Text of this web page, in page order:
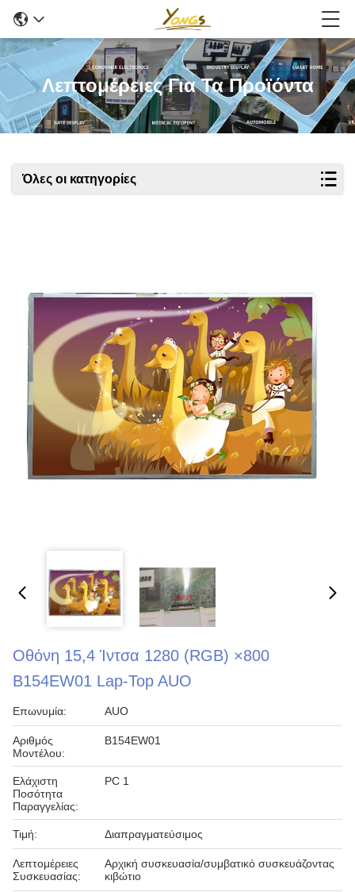
Λεπτομέρειες Για Τα Προϊόντα
Όλες οι κατηγορίες
Οθόνη 15,4 Ίντσα 1280 (RGB) ×800
B154EW01 Lap-Top AUO
Επωνυμία: AUO
Αριθμός
Μοντέλου:
B154EW01
Ελάχιστη
Ποσότητα
Παραγγελίας:
PC 1
Τιμή: Διαπραγματεύσιμος
Λεπτομέρειες
Συσκευασίας:
Αρχική συσκευασία/συμβατικό συσκευάζοντας
κιβώτιο